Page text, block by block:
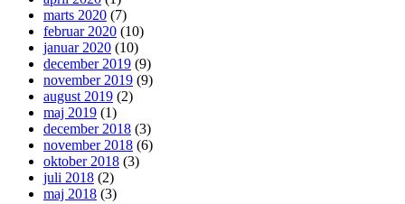
marts 2020 (7)
februar 2020 (10)
januar 2020 (10)
december 2019 (9)
november 2019 (9)
august 2019 (2)
maj 2019 (1)
december 2018 (3)
november 2018 (6)
oktober 2018 (3)
juli 2018 (2)
maj 2018 (3)